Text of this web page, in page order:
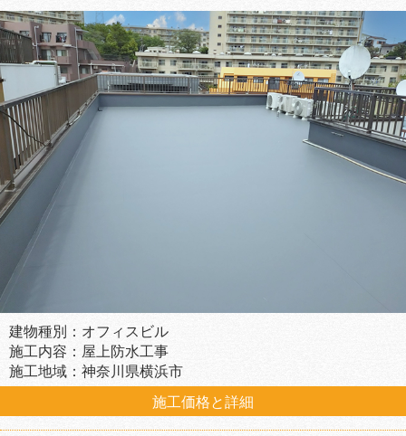
建物種別：オフィスビル
施工内容：屋上防水工事
施工地域：神奈川県横浜市
施工価格と詳細